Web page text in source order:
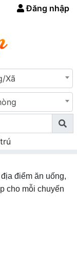
Đăng nhập
Xã
điểm ăn uống,
cho mỗi chuyến